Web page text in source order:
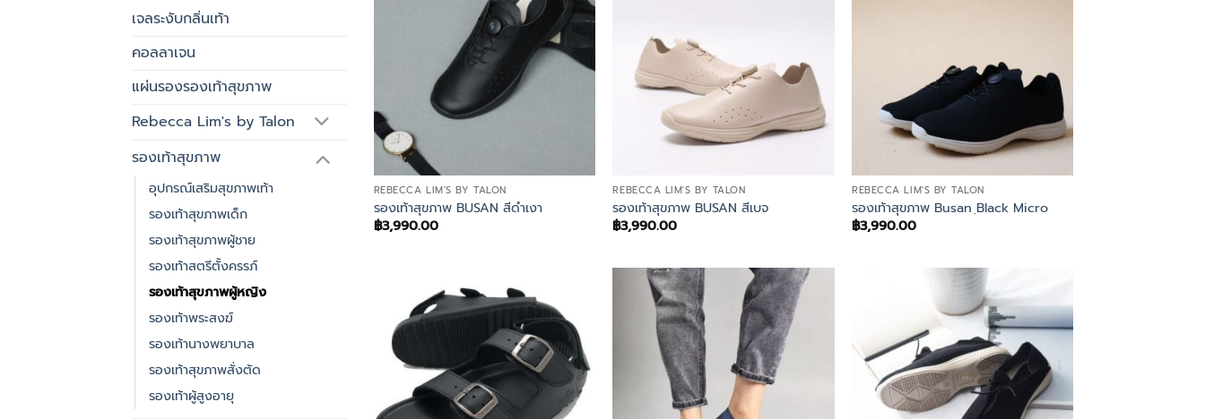
เจลระงับกลิ่นเท้า
คอลลาเจน
แผ่นรองรองเท้าสุขภาพ
Rebecca Lim's by Talon
รองเท้าสุขภาพ
อุปกรณ์เสริมสุขภาพเท้า
รองเท้าสุขภาพเด็ก
รองเท้าสุขภาพผู้ชาย
รองเท้าสตรีตั้งครรภ์
รองเท้าสุขภาพผู้หญิง
รองเท้าพระสงฆ์
รองเท้านางพยาบาล
รองเท้าสุขภาพสั่งตัด
รองเท้าผู้สูงอายุ
REBECCA LIM'S BY TALON
รองเท้าสุขภาพ BUSAN สีดำเงา
฿3,990.00
REBECCA LIM'S BY TALON
รองเท้าสุขภาพ BUSAN สีเบจ
฿3,990.00
REBECCA LIM'S BY TALON
รองเท้าสุขภาพ Busan ฺBlack Micro
฿3,990.00